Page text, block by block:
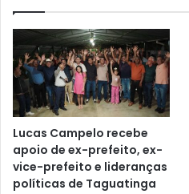
Lucas Campelo recebe
apoio de ex-prefeito, ex-
vice-prefeito e lideranças
políticas de Taguatinga